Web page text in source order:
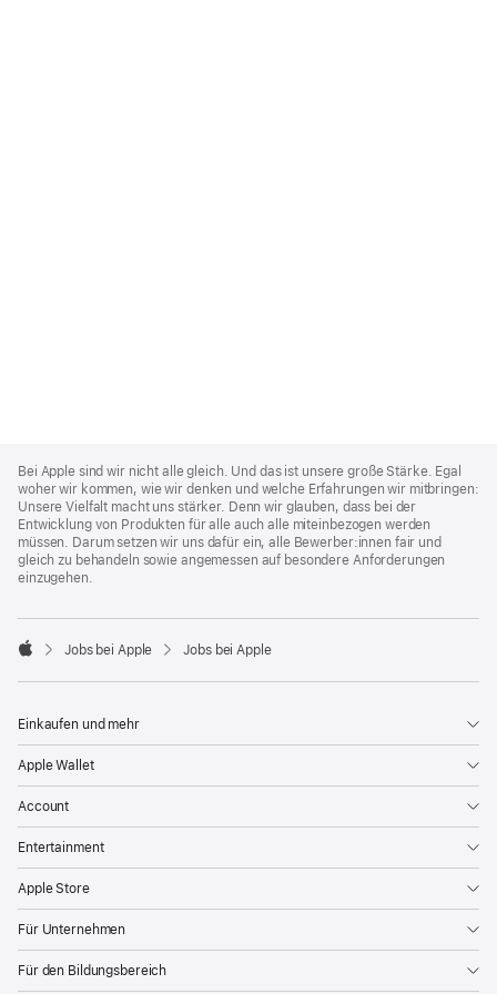
Footer
Bei Apple sind wir nicht alle gleich. Und das ist unsere große Stärke. Egal
woher wir kommen, wie wir denken und welche Erfahrungen wir mitbringen:
Unsere Vielfalt macht uns stärker. Denn wir glauben, dass bei der
Entwicklung von Produkten für alle auch alle miteinbezogen werden
müssen. Darum setzen wir uns dafür ein, alle Bewerber:innen fair und
gleich zu behandeln sowie angemessen auf besondere Anforderungen
einzugehen.

Jobs bei Apple Jobs bei Apple
Einkaufen und mehr
Apple Wallet
Account
Entertainment
Apple Store
Für Unternehmen
Für den Bildungsbereich